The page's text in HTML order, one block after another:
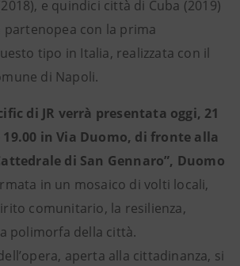
e quindici città di Cuba (2019)
partenopea con la prima
tipo in Italia, realizzata con il
di Napoli.
di JR verrà presentata oggi, 21
in Via Duomo, di fronte alla
di San Gennaro”, Duomo
in un mosaico di volti locali,
comunitario, la resilienza,
polimorfa della città.
aperta alla cittadinanza, si